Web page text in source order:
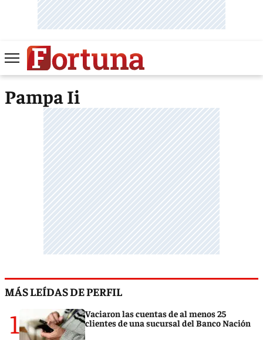
Pampa Ii
MÁS LEÍDAS DE PERFIL
1
Vaciaron las cuentas de al menos 25
clientes de una sucursal del Banco Nación